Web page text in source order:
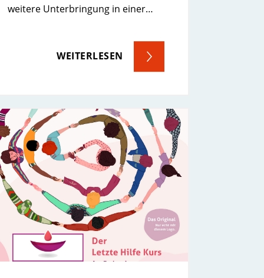
weitere Unterbringung in einer…
WEITERLESEN